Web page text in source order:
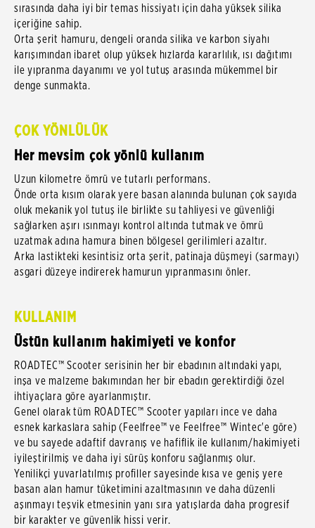
sırasında daha iyi bir temas hissiyatı için daha yüksek silika
içeriğine sahip.
Orta şerit hamuru, dengeli oranda silika ve karbon siyahı
karışımından ibaret olup yüksek hızlarda kararlılık, ısı dağıtımı
ile yıpranma dayanımı ve yol tutuş arasında mükemmel bir
denge sunmakta.
ÇOK YÖNLÜLÜK
Her mevsim çok yönlü kullanım
Uzun kilometre ömrü ve tutarlı performans.
Önde orta kısım olarak yere basan alanında bulunan çok sayıda
oluk mekanik yol tutuş ile birlikte su tahliyesi ve güvenliği
sağlarken aşırı ısınmayı kontrol altında tutmak ve ömrü
uzatmak adına hamura binen bölgesel gerilimleri azaltır.
Arka lastikteki kesintisiz orta şerit, patinaja düşmeyi (sarmayı)
asgari düzeye indirerek hamurun yıpranmasını önler.
KULLANIM
Üstün kullanım hakimiyeti ve konfor
ROADTEC™ Scooter serisinin her bir ebadının altındaki yapı,
inşa ve malzeme bakımından her bir ebadın gerektirdiği özel
ihtiyaçlara göre ayarlanmıştır.
Genel olarak tüm ROADTEC™ Scooter yapıları ince ve daha
esnek karkaslara sahip (Feelfree™ ve Feelfree™ Wintec'e göre)
ve bu sayede adaftif davranış ve hafiflik ile kullanım/hakimiyeti
iyileştirilmiş ve daha iyi sürüş konforu sağlanmış olur.
Yenilikçi yuvarlatılmış profiller sayesinde kısa ve geniş yere
basan alan hamur tüketimini azaltmasının ve daha düzenli
aşınmayı teşvik etmesinin yanı sıra yatışlarda daha progresif
bir karakter ve güvenlik hissi verir.